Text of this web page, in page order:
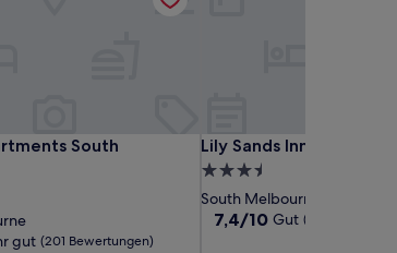
South
South Melbourne
gut (201 Bewertungen)
Lily Sands Inn
Lily Sands Inn
3.5-
Sterne-
Unterkunft
South Melbourne
7.4
7,4/10 Gut (257